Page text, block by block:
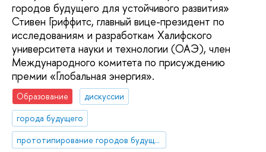
городов будущего для устойчивого развития»
Стивен Гриффитс, главный вице-президент по
исследованиям и разработкам Халифского
университета науки и технологии (ОАЭ), член
Международного комитета по присуждению
премии «Глобальная энергия».
Образование
дискуссии
города будущего
прототипирование городов будущего